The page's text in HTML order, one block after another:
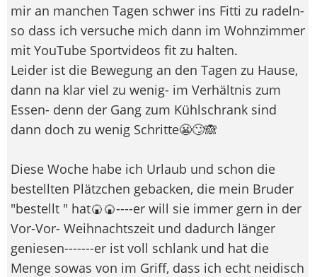
mir an manchen Tagen schwer ins Fitti zu radeln-
so dass ich versuche mich dann im Wohnzimmer
mit YouTube Sportvideos fit zu halten.
Leider ist die Bewegung an den Tagen zu Hause,
dann na klar viel zu wenig- im Verhältnis zum
Essen- denn der Gang zum Kühlschrank sind
dann doch zu wenig Schritte​😬​🙄🙈​
Diese Woche habe ich Urlaub und schon die
bestellten Plätzchen gebacken, die mein Bruder
"bestellt " hat🍘​🍘----er will sie immer gern in der
Vor-Vor- Weihnachtszeit und dadurch länger
geniesen-------er ist voll schlank und hat die
Menge sowas von im Griff, dass ich echt neidisch